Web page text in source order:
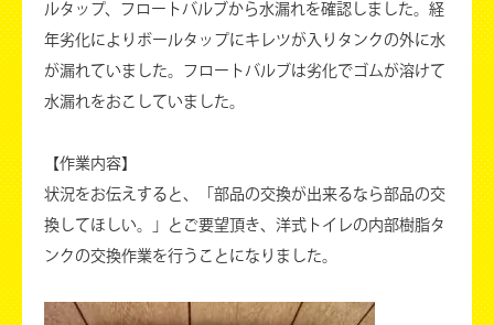
ルタップ、フロートバルブから水漏れを確認しました。経
年劣化によりボールタップにキレツが入りタンクの外に水
が漏れていました。フロートバルブは劣化でゴムが溶けて
水漏れをおこしていました。
【作業内容】
状況をお伝えすると、「部品の交換が出来るなら部品の交
換してほしい。」とご要望頂き、洋式トイレの内部樹脂タ
ンクの交換作業を行うことになりました。